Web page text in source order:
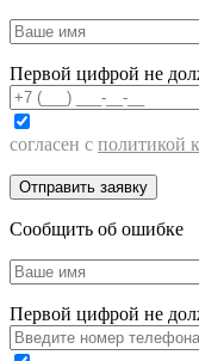
Первой цифрой не
согласен с политикой
Сообщить об ошибке
Первой цифрой не